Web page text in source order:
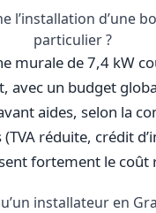
l’installation d’une
particulier ?
murale de 7,4 kW
avec un budget
aides, selon la
réduite, crédit
fortement le coût
installateur en